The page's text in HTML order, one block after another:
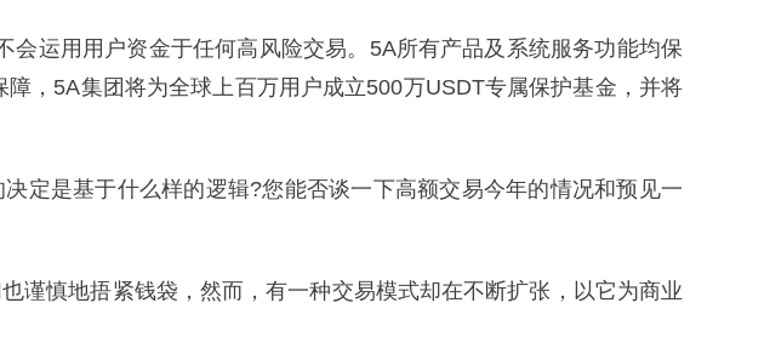
运用用户资金于任何高风险交易。5A所有产品及系统服务功能均保
，5A集团将为全球上百万用户成立500万USDT专属保护基金，并将
定是基于什么样的逻辑?您能否谈一下高额交易今年的情况和预见一
谨慎地捂紧钱袋，然而，有一种交易模式却在不断扩张，以它为商业